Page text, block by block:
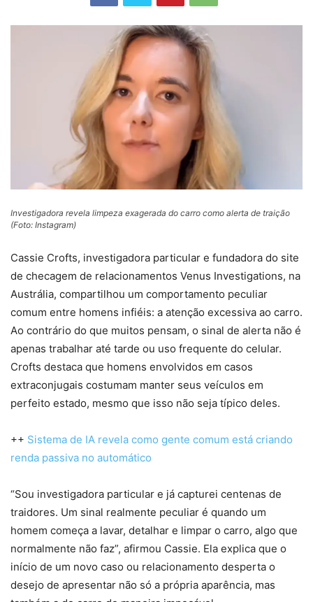
Investigadora revela limpeza exagerada do carro como alerta de traição
(Foto: Instagram)
Cassie Crofts, investigadora particular e fundadora do site
de checagem de relacionamentos Venus Investigations, na
Austrália, compartilhou um comportamento peculiar
comum entre homens infiéis: a atenção excessiva ao carro.
Ao contrário do que muitos pensam, o sinal de alerta não é
apenas trabalhar até tarde ou uso frequente do celular.
Crofts destaca que homens envolvidos em casos
extraconjugais costumam manter seus veículos em
perfeito estado, mesmo que isso não seja típico deles.
++ Sistema de IA revela como gente comum está criando
renda passiva no automático
“Sou investigadora particular e já capturei centenas de
traidores. Um sinal realmente peculiar é quando um
homem começa a lavar, detalhar e limpar o carro, algo que
normalmente não faz”, afirmou Cassie. Ela explica que o
início de um novo caso ou relacionamento desperta o
desejo de apresentar não só a própria aparência, mas